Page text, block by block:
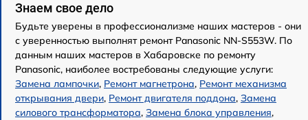
Знаем свое дело
Будьте уверены в профессионализме наших мастеров - они
с уверенностью выполнят ремонт Panasonic NN-S553W. По
данным наших мастеров в Хабаровске по ремонту
Panasonic, наиболее востребованы следующие услуги:
Замена лампочки, Ремонт магнетрона, Ремонт механизма
открывания двери, Ремонт двигателя поддона, Замена
силового трансформатора, Замена блока управления,